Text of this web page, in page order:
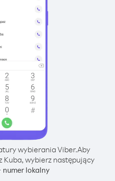
wybierania Viber.Aby
Kuba, wybierz następujący
numer lokalny